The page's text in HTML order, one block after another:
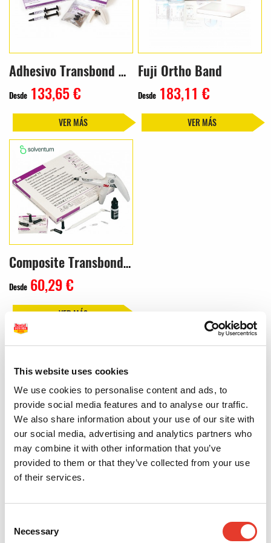
This website uses cookies
We use cookies to personalise content and ads, to
provide social media features and to analyse our traffic.
We also share information about your use of our site with
our social media, advertising and analytics partners who
may combine it with other information that you’ve
provided to them or that they’ve collected from your use
of their services.
Selection
Necessary
Adhesivo Transbond Plus
Desde 133,65 €
VER MÁS
Fuji Ortho Band
Desde 183,11 €
VER MÁS
Composite Transbond XT
Desde 60,29 €
VER MÁS
Cementos y adhesivos ortodoncia: fijación segura
para tratamientos eficaces
Los cementos y adhesivos ortodoncia son fundamentales para garantizar la
correcta colocación y estabilidad de brackets, tubos y otros componentes
durante todo el tratamiento. Su resistencia a la humedad, la fuerza
masticatoria y el paso del tiempo es clave para el éxito clínico. En Dental
Good Deal, encontrarás una selección de cementos y adhesivos ortodoncia de
alta calidad, pensados para cada fase del procedimiento.
inmediata y duradera
Disponemos de cementos y adhesivos ortodoncia de fotopolimerización, de
curado químico o de doble curado, que permiten adaptar el tiempo de trabajo